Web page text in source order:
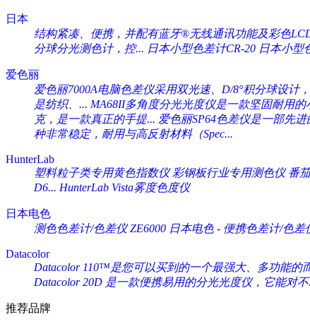
日本
结构紧凑、便携，并配有蓝牙®无线通讯功能及彩色
分球分光测色计，控... 日本小型色差计CR-20 日本小型
爱色丽
爱色丽7000A电脑色差仪采用双光速、D/8°积分球设计
是纺织、... MA68II多角度分光光度仪是一款坚固耐用
克，是一款真正的手提... 爱色丽SP64色差仪是一部先
种非常稳定，耐用与高反射材料（Spec...
HunterLab
塑料粒子类专用黄色指数仪 彩钢板行业专用测色仪 番
D6... HunterLab Vista雾度色度仪
日本电色
测色色差计/色差仪 ZE6000 日本电色 - 便携色差计/色差
Datacolor
Datacolor 110™是您可以买到的一个最强大、多功能的
Datacolor 20D 是一款便携易用的分光光度仪，它能对不
推荐品牌